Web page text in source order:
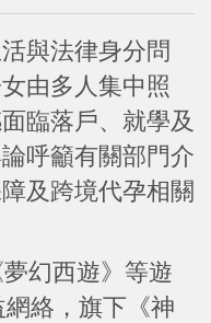
與法律身分問
由多人集中照
臨落戶、就學及
呼籲有關部門介
及跨境代孕相關
幻西遊》等遊
絡，旗下《神